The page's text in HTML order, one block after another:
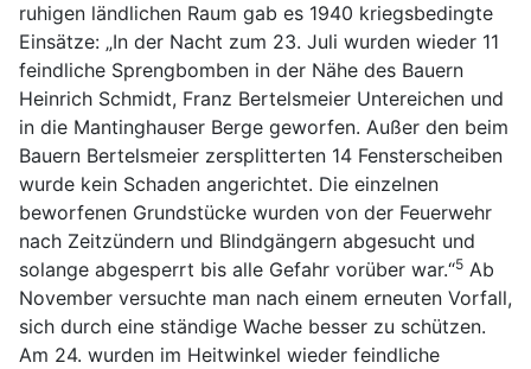
ruhigen ländlichen Raum gab es 1940 kriegsbedingte
Einsätze: „In der Nacht zum 23. Juli wurden wieder 11
feindliche Sprengbomben in der Nähe des Bauern
Heinrich Schmidt, Franz Bertelsmeier Untereichen und
in die Mantinghauser Berge geworfen. Außer den beim
Bauern Bertelsmeier zersplitterten 14 Fensterscheiben
wurde kein Schaden angerichtet. Die einzelnen
beworfenen Grundstücke wurden von der Feuerwehr
nach Zeitzündern und Blindgängern abgesucht und
solange abgesperrt bis alle Gefahr vorüber war.“5 Ab
November versuchte man nach einem erneuten Vorfall,
sich durch eine ständige Wache besser zu schützen.
Am 24. wurden im Heitwinkel wieder feindliche